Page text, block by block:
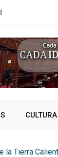
CULTURA
la Tierra